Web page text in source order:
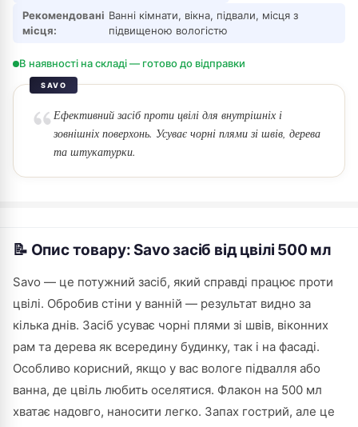
Рекомендовані
місця:
Ванні кімнати, вікна, підвали, місця з
підвищеною вологістю
В наявності на складі — готово до відправки
SAVO
Ефективний засіб проти цвілі для внутрішніх і
зовнішніх поверхонь. Усуває чорні плями зі швів, дерева
та штукатурки.
📝 Опис товару: Savo засіб від цвілі 500 мл
Savo — це потужний засіб, який справді працює проти
цвілі. Обробив стіни у ванній — результат видно за
кілька днів. Засіб усуває чорні плями зі швів, віконних
рам та дерева як всередину будинку, так і на фасаді.
Особливо корисний, якщо у вас вологе підвалля або
ванна, де цвіль любить оселятися. Флакон на 500 мл
хватає надовго, наносити легко. Запах гострий, але це